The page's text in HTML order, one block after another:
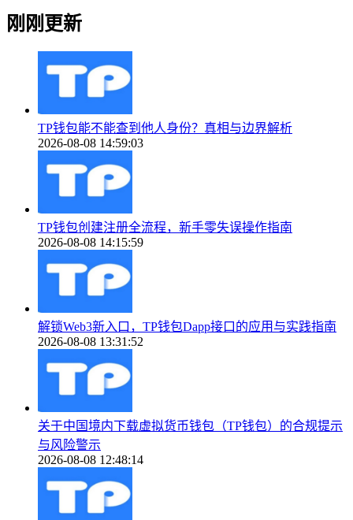
刚刚更新
TP钱包能不能查到他人身份？真相与边界解析
2026-08-08 14:59:03
TP钱包创建注册全流程，新手零失误操作指南
2026-08-08 14:15:59
解锁Web3新入口，TP钱包Dapp接口的应用与实践指南
2026-08-08 13:31:52
关于中国境内下载虚拟货币钱包（TP钱包）的合规提示
与风险警示
2026-08-08 12:48:14